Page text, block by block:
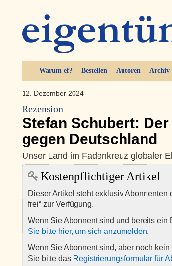
Warum ef? Bestellen Autoren Archiv
12. Dezember 2024
Rezension
Stefan Schubert:
gegen Deutschland
Unser Land im Fadenkreuz globaler
Kostenpflichtiger Artikel
Dieser Artikel steht exklusiv Abonnenten
frei“ zur Verfügung.
Wenn Sie Abonnent sind und bereits ein
Sie bitte hier, um sich anzumelden.
Wenn Sie Abonnent sind, aber noch
Sie bitte das Registrierungsformular für